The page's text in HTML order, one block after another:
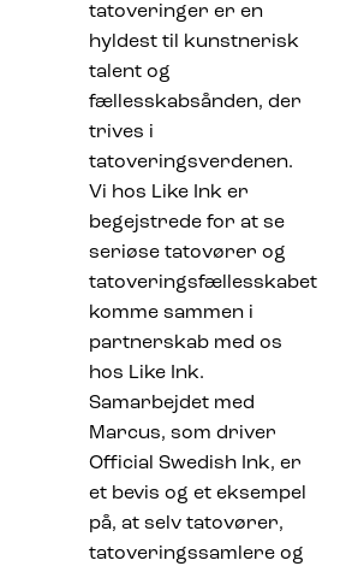
tatoveringer er en
hyldest til kunstnerisk
talent og
fællesskabsånden, der
trives i
tatoveringsverdenen.
Vi hos Like Ink er
begejstrede for at se
seriøse tatovører og
tatoveringsfællesskabet
komme sammen i
partnerskab med os
hos Like Ink.
Samarbejdet med
Marcus, som driver
Official Swedish Ink, er
et bevis og et eksempel
på, at selv tatovører,
tatoveringssamlere og